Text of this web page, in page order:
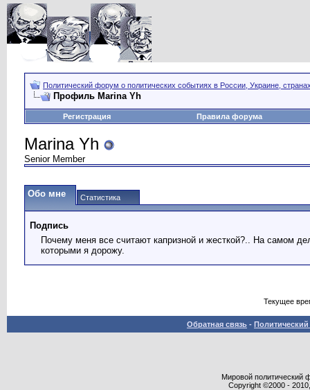
Политический форум о политических событиях в России, Украине,
Профиль Marina Yh
Регистрация Правила форума
Marina Yh
Senior Member
Обо мне Статистика
Подпись
Почему меня все считают капризной и жесткой?.. На самом
которыми я дорожу.
Текущее
Обратная связь -
Мировой политический
Copyright ©2000 -